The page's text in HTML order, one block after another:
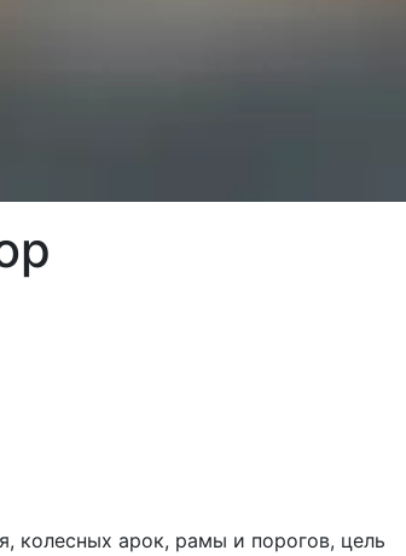
колесных арок, рамы и порогов, цель